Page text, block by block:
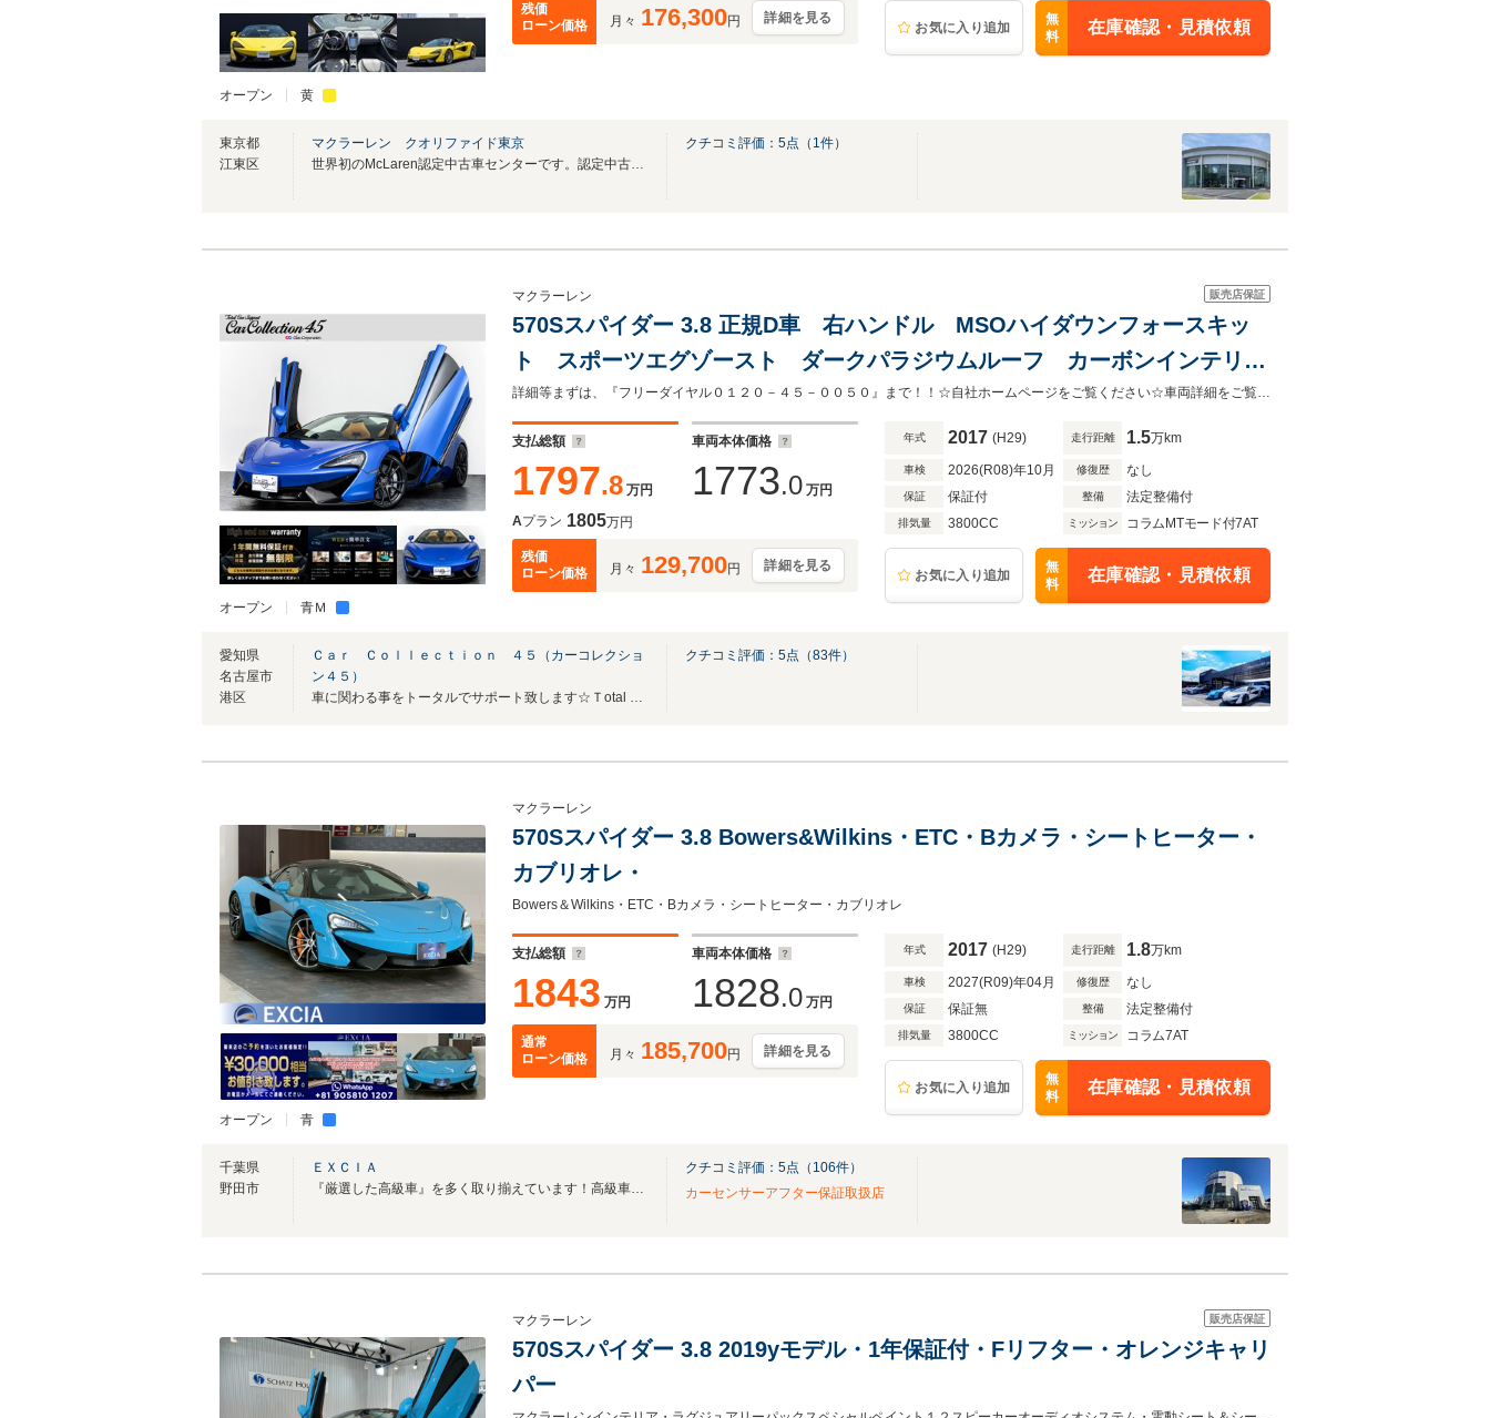
オープン 黄
残価
ローン価格
月々 176,300円 詳細を見る
お気に入り追加
無
料
在庫確認・見積依頼
東京都
江東区
マクラーレン クオリファイド東京
世界初のMcLaren認定中古車センターです。認定中古車保証2年付でご安心いただけます。
クチコミ評価： 5点（ 1件）
オープン 青Ｍ
販売店保証
マクラーレン
570Sスパイダー 3.8 正規D車 右ハンドル MSOハイダウンフォースキッ
ト スポーツエグゾースト ダークパラジウムルーフ カーボンインテリア
パック/ラグジュアリーパック ソフトクローズドア フロントリフト
B&Wサウンド
詳細等まずは、『フリーダイヤル０１２０－４５－００５０』まで！！☆自社ホームページをご覧ください☆車両詳細をご覧いただけます☆https://cc45.jp（カーコレ４５で検索）
支払総額
1797.8 万円
車両本体価格
1773.0 万円
Aプラン 1805万円
残価
ローン価格
月々 129,700円 詳細を見る
年式 2017 (H29) 走行距離 1.5万km
車検 2026(R08)年10月 修復歴 なし
保証 保証付 整備 法定整備付
排気量 3800CC ミッション コラムMTモード付7AT
お気に入り追加
無
料
在庫確認・見積依頼
愛知県
名古屋市
港区
Ｃａｒ Ｃｏｌｌｅｃｔｉｏｎ ４５（カーコレクショ
ン４５）
車に関わる事をトータルでサポート致します☆Ｔotal Car Sapport Car Collection45☆
クチコミ評価： 5点（83件）
オープン 青
マクラーレン
570Sスパイダー 3.8 Bowers&Wilkins・ETC・Bカメラ・シートヒーター・
カブリオレ・
Bowers＆Wilkins・ETC・Bカメラ・シートヒーター・カブリオレ
支払総額
1843 万円
車両本体価格
1828.0 万円
通常
ローン価格
月々 185,700円 詳細を見る
年式 2017 (H29) 走行距離 1.8万km
車検 2027(R09)年04月 修復歴 なし
保証 保証無 整備 法定整備付
排気量 3800CC ミッション コラム7AT
お気に入り追加
無
料
在庫確認・見積依頼
千葉県
野田市
ＥＸＣＩＡ
『厳選した高級車』を多く取り揃えています！高級車探しならエクシアにお任せ下さい。
クチコミ評価： 5点（ 106件）
カーセンサーアフター保証取扱店
販売店保証
マクラーレン
570Sスパイダー 3.8 2019yモデル・1年保証付・Fリフター・オレンジキャリ
パー